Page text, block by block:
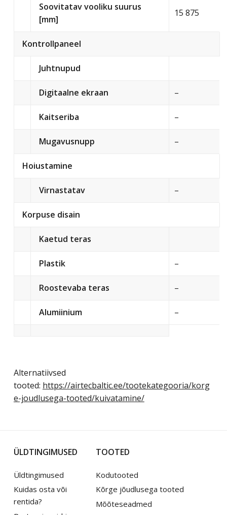
Soovitatav vooliku suurus
[mm]
15 875
Kontrollpaneel
Juhtnupud
Digitaalne ekraan –
Kaitseriba –
Mugavusnupp –
Hoiustamine
Virnastatav –
Korpuse disain
Kaetud teras
Plastik –
Roostevaba teras –
Alumiinium –
Alternatiivsed
tooted: https://airtecbaltic.ee/tootekategooria/korg
e-joudlusega-tooted/kuivatamine/
ÜLDTINGIMUSED
Üldtingimused
Kuidas osta või
rentida?
TOOTED
Kodutooted
Kõrge jõudlusega tooted
Mõõteseadmed